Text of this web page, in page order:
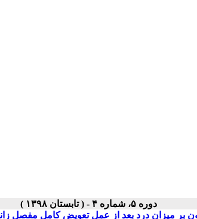
دوره ۵، شماره ۴ - ( تابستان ۱۳۹۸ )
بر میزان درد بعد از عمل تعویض کامل مفصل